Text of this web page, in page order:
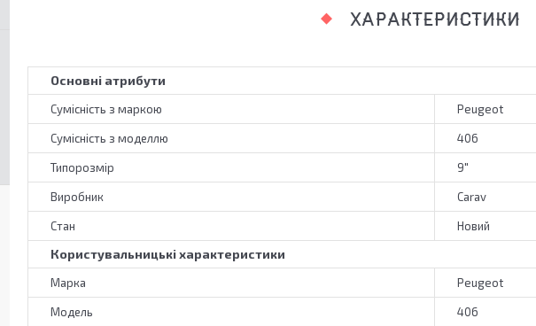
ХАРАКТЕРИСТИКИ
Основні атрибути
Сумісність з маркою Peugeot
Сумісність з моделлю 406
Типорозмір 9"
Виробник Carav
Стан Новий
Користувальницькі характеристики
Марка Peugeot
Модель 406